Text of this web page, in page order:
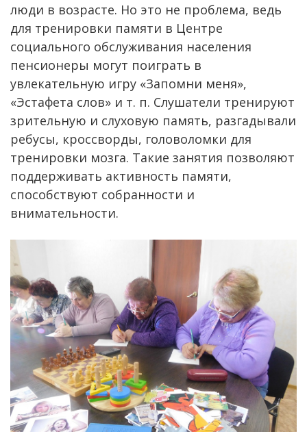
люди в возрасте. Но это не проблема, ведь
для тренировки памяти в Центре
социального обслуживания населения
пенсионеры могут поиграть в
увлекательную игру «Запомни меня»,
«Эстафета слов» и т. п. Слушатели тренируют
зрительную и слуховую память, разгадывали
ребусы, кроссворды, головоломки для
тренировки мозга. Такие занятия позволяют
поддерживать активность памяти,
способствуют собранности и
внимательности.